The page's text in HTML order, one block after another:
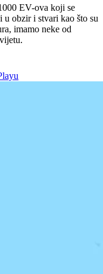
EV-ova koji se
obzir i stvari kao što su
imamo neke od